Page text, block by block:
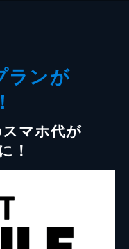
ランが
マホ代が
！